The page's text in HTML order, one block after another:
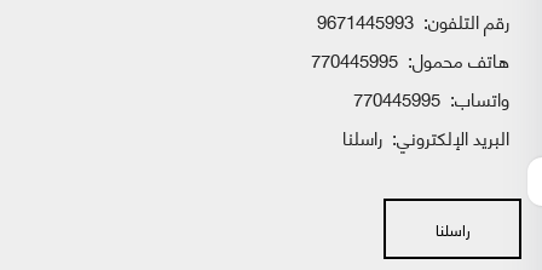
رقم التلفون: 9671445993
هاتف محمول: 770445995
واتساب:
البريد الإلكتروني: راسلنا
راسلنا